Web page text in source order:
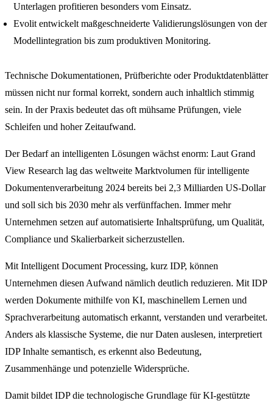
Unterlagen profitieren besonders vom Einsatz.
Evolit entwickelt maßgeschneiderte Validierungslösungen von der
Modellintegration bis zum produktiven Monitoring.
Technische Dokumentationen, Prüfberichte oder Produktdatenblätter
müssen nicht nur formal korrekt, sondern auch inhaltlich stimmig
sein. In der Praxis bedeutet das oft mühsame Prüfungen, viele
Schleifen und hoher Zeitaufwand.
Der Bedarf an intelligenten Lösungen wächst enorm: Laut Grand
View Research lag das weltweite Marktvolumen für intelligente
Dokumentenverarbeitung 2024 bereits bei 2,3 Milliarden US-Dollar
und soll sich bis 2030 mehr als verfünffachen. Immer mehr
Unternehmen setzen auf automatisierte Inhaltsprüfung, um Qualität,
Compliance und Skalierbarkeit sicherzustellen.
Mit Intelligent Document Processing, kurz IDP, können
Unternehmen diesen Aufwand nämlich deutlich reduzieren. Mit IDP
werden Dokumente mithilfe von KI, maschinellem Lernen und
Sprachverarbeitung automatisch erkannt, verstanden und verarbeitet.
Anders als klassische Systeme, die nur Daten auslesen, interpretiert
IDP Inhalte semantisch, es erkennt also Bedeutung,
Zusammenhänge und potenzielle Widersprüche.
Damit bildet IDP die technologische Grundlage für KI-gestützte